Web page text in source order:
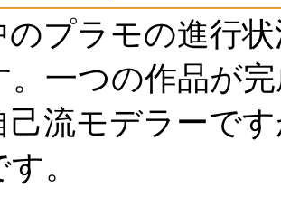
のプラモの進行
。一つの作品が
己流モデラーで
。